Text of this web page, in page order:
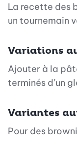
La recette des
un tournemain
Variations
Ajouter à la
terminés d’un
Variantes
Pour des